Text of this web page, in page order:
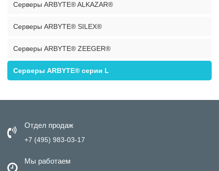
Серверы ARBYTE® ALKAZAR®
Серверы ARBYTE® SILEX®
Серверы ARBYTE® ZEEGER®
Серверы ARBYTE® серии L
Отдел продаж
+7 (495) 983-03-17
Мы работаем